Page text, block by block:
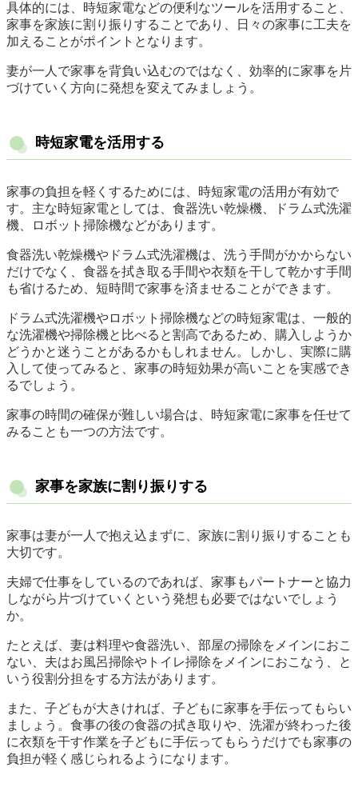
具体的には、時短家電などの便利なツールを活用すること、
家事を家族に割り振りすることであり、日々の家事に工夫を
加えることがポイントとなります。
妻が一人で家事を背負い込むのではなく、効率的に家事を片
づけていく方向に発想を変えてみましょう。
時短家電を活用する
家事の負担を軽くするためには、時短家電の活用が有効で
す。主な時短家電としては、食器洗い乾燥機、ドラム式洗濯
機、ロボット掃除機などがあります。
食器洗い乾燥機やドラム式洗濯機は、洗う手間がかからない
だけでなく、食器を拭き取る手間や衣類を干して乾かす手間
も省けるため、短時間で家事を済ませることができます。
ドラム式洗濯機やロボット掃除機などの時短家電は、一般的
な洗濯機や掃除機と比べると割高であるため、購入しようか
どうかと迷うことがあるかもしれません。しかし、実際に購
入して使ってみると、家事の時短効果が高いことを実感でき
るでしょう。
家事の時間の確保が難しい場合は、時短家電に家事を任せて
みることも一つの方法です。
家事を家族に割り振りする
家事は妻が一人で抱え込まずに、家族に割り振りすることも
大切です。
夫婦で仕事をしているのであれば、家事もパートナーと協力
しながら片づけていくという発想も必要ではないでしょう
か。
たとえば、妻は料理や食器洗い、部屋の掃除をメインにおこ
ない、夫はお風呂掃除やトイレ掃除をメインにおこなう、と
いう役割分担をする方法があります。
また、子どもが大きければ、子どもに家事を手伝ってもらい
ましょう。食事の後の食器の拭き取りや、洗濯が終わった後
に衣類を干す作業を子どもに手伝ってもらうだけでも家事の
負担が軽く感じられるようになります。